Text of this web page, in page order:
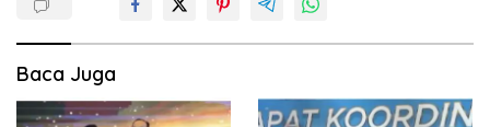
Baca Juga